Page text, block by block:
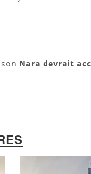
Nara devrait